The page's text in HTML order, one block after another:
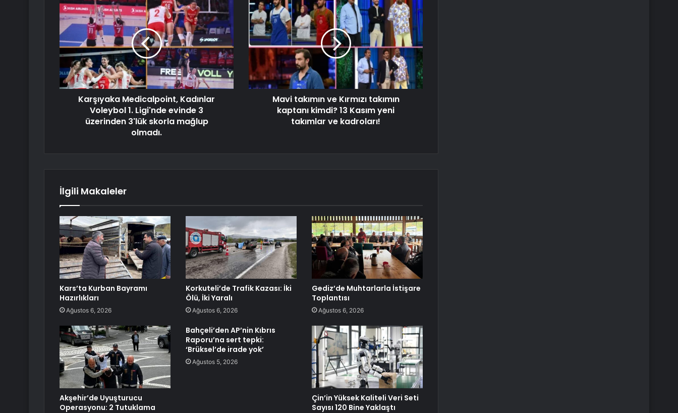
Karşıyaka Medicalpoint, Kadınlar
Voleybol 1. Ligi'nde evinde 3
üzerinden 3'lük skorla mağlup
olmadı.
Mavi takımın ve Kırmızı takımın
kaptanı kimdi? 13 Kasım yeni
takımlar ve kadroları!
İlgili Makaleler
Kars’ta Kurban Bayramı
Hazırlıkları
Ağustos 6, 2026
Korkuteli’de Trafik Kazası: İki
Ölü, İki Yaralı
Ağustos 6, 2026
Gediz’de Muhtarlarla İstişare
Toplantısı
Ağustos 6, 2026
Akşehir’de Uyuşturucu
Operasyonu: 2 Tutuklama
Bahçeli’den AP’nin Kıbrıs
Raporu’na sert tepki:
‘Brüksel’de irade yok’
Ağustos 5, 2026
Çin’in Yüksek Kaliteli Veri Seti
Sayısı 120 Bine Yaklaştı